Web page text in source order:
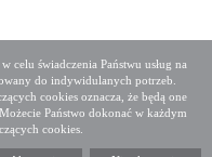
celu świadczenia Państwu usług na
do indywidulanych potrzeb.
cookies oznacza, że będą one
Państwo dokonać w każdym
cookies.
Facebook Linkedin